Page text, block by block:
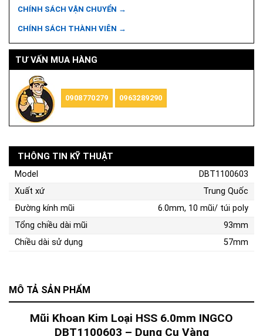
CHÍNH SÁCH VẬN CHUYỂN →
CHÍNH SÁCH THÀNH VIÊN →
TƯ VẤN MUA HÀNG
0908770279 0963289290
MÔ TẢ SẢN PHẨM
Mũi Khoan Kim Loại HSS 6.0mm INGCO
DBT1100603 – Dụng Cụ Vàng
THÔNG TIN KỸ THUẬT
Model
DBT1100603
Xuất xứ
Trung Quốc
Đường kính mũi
6.0mm, 10 mũi/ túi poly
Tổng chiều dài mũi
93mm
Chiều dài sử dụng
57mm